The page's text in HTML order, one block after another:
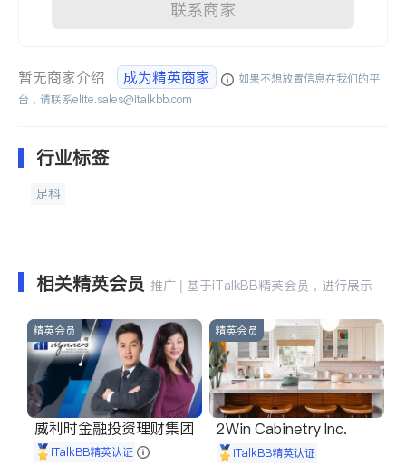
联系商家
暂无商家介绍 成为精英商家
如果不想放置信息在我们的平
台，请联系elite.sales@italkbb.com
行业标签
足科
相关精英会员 推广 | 基于iTalkBB精英会员，进行展示
精英会员
威利时金融投资理财集团
iTalkBB精英认证
精英会员
2Win Cabinetry Inc.
iTalkBB精英认证